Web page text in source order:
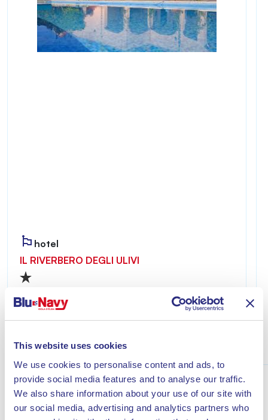
This website uses cookies
We use cookies to personalise content and ads, to
provide social media features and to analyse our traffic.
We also share information about your use of our site with
our social media, advertising and analytics partners who
hotel
IL RIVERBERO DEGLI ULIVI
Riverbero degli Ulivi è accogliente e riservato,
ideale per chi desidera vivere un soggiorno
Scopri